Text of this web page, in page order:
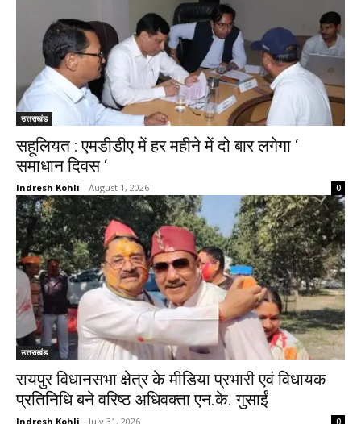
उत्तराखंड
सहूलियत : एमडीडीए में हर महीने में दो बार लगेगा ‘
समाधान दिवस ‘
Indresh Kohli - August 1, 2026 0
उत्तराखंड
रायपुर विधानसभा क्षेत्र के मीडिया प्रभारी एवं विधायक
प्रतिनिधि बने वरिष्ठ अधिवक्ता एन.के. गुसाईं
Indresh Kohli - July 31, 2026 0